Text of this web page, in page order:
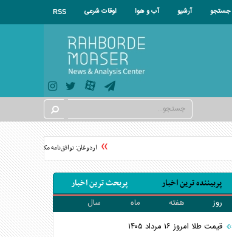
جستجو آرشیو آب و هوا اوقات شرعی RSS
اردوغان: توافق‌نامه مکه هیچ کشوری را
پربیننده ترین اخبار پربحث ترین اخبار
روز هفته ماه
سال
قیمت طلا امروز ۱۶ مرداد ۱۴۰۵